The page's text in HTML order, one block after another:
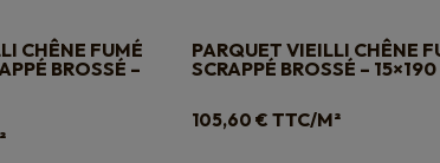
CHÊNE FUMÉ
BROSSÉ –
PARQUET VIEILLI CHÊNE
SCRAPPÉ BROSSÉ –
105,60 € TTC/M²